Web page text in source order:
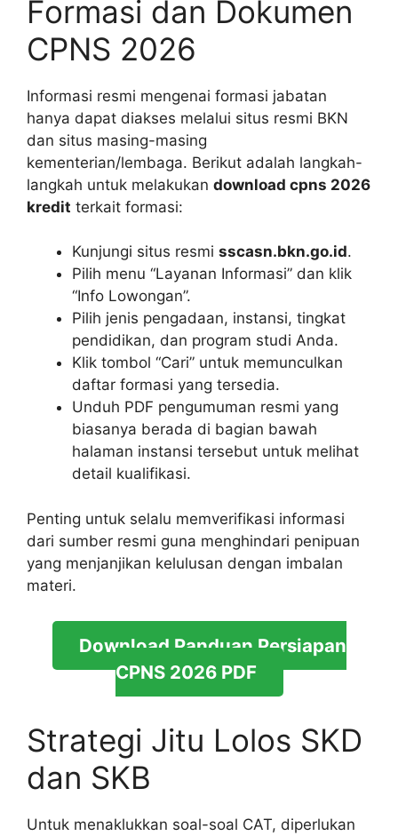
Formasi dan Dokumen
CPNS 2026
Informasi resmi mengenai formasi jabatan
hanya dapat diakses melalui situs resmi BKN
dan situs masing-masing
kementerian/lembaga. Berikut adalah langkah-
langkah untuk melakukan download cpns 2026
kredit terkait formasi:
Kunjungi situs resmi sscasn.bkn.go.id.
Pilih menu “Layanan Informasi” dan klik
“Info Lowongan”.
Pilih jenis pengadaan, instansi, tingkat
pendidikan, dan program studi Anda.
Klik tombol “Cari” untuk memunculkan
daftar formasi yang tersedia.
Unduh PDF pengumuman resmi yang
biasanya berada di bagian bawah
halaman instansi tersebut untuk melihat
detail kualifikasi.
Penting untuk selalu memverifikasi informasi
dari sumber resmi guna menghindari penipuan
yang menjanjikan kelulusan dengan imbalan
materi.
Download Panduan Persiapan
CPNS 2026 PDF
Strategi Jitu Lolos SKD
dan SKB
Untuk menaklukkan soal-soal CAT, diperlukan